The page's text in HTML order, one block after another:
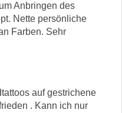
Anbringen des
Nette persönliche
Farben. Sehr
auf gestrichene
. Kann ich nur